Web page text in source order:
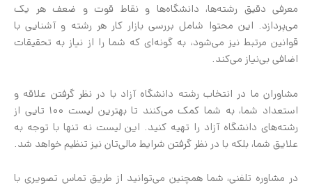
معرفی دقیق رشته‌ها، دانشگاه‌ها و نقاط قوت و ضعف هر یک
می‌پردازد. این محتوا شامل بررسی بازار کار هر رشته و آشنایی با
قوانین مرتبط نیز می‌شود، به گونه‌ای که شما را از نیاز به تحقیقات
اضافی بی‌نیاز می‌کند.
مشاوران ما در انتخاب رشته دانشگاه آزاد با در نظر گرفتن علاقه و
استعداد شما، به شما کمک می‌کنند تا بهترین لیست 100 تایی از
رشته‌های دانشگاه آزاد را تهیه کنید. این لیست نه تنها با توجه به
علایق شما، بلکه با در نظر گرفتن شرایط مالی‌تان نیز تنظیم خواهد شد.
در مشاوره تلفنی، شما همچنین می‌توانید از طریق تماس تصویری با